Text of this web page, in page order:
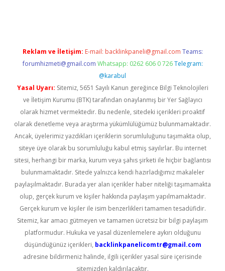
Reklam ve İletişim: E-mail: backlinkpaneli@gmail.com Teams:
forumhizmeti@gmail.com Whatsapp: 0262 606 0 726 Telegram:
@karabul
Yasal Uyarı: Sitemiz, 5651 Sayılı Kanun gereğince Bilgi Teknolojileri
ve İletişim Kurumu (BTK) tarafından onaylanmış bir Yer Sağlayıcı
olarak hizmet vermektedir. Bu nedenle, sitedeki içerikleri proaktif
olarak denetleme veya araştırma yükümlülüğümüz bulunmamaktadır.
Ancak, üyelerimiz yazdıkları içeriklerin sorumluluğunu taşımakta olup,
siteye üye olarak bu sorumluluğu kabul etmiş sayılırlar. Bu internet
sitesi, herhangi bir marka, kurum veya şahıs şirketi ile hiçbir bağlantısı
bulunmamaktadır. Sitede yalnızca kendi hazırladığımız makaleler
paylaşılmaktadır. Burada yer alan içerikler haber niteliği taşımamakta
olup, gerçek kurum ve kişiler hakkında paylaşım yapılmamaktadır.
Gerçek kurum ve kişiler ile isim benzerlikleri tamamen tesadüfidir.
Sitemiz, kar amacı gütmeyen ve tamamen ücretsiz bir bilgi paylaşım
platformudur. Hukuka ve yasal düzenlemelere aykırı olduğunu
düşündüğünüz içerikleri, backlinkpanelicomtr@gmail.com
adresine bildirmeniz halinde, ilgili içerikler yasal süre içerisinde
sitemizden kaldırılacaktır.